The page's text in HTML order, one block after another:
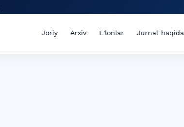
Joriy Arxiv E'lonlar Jurnal haqida